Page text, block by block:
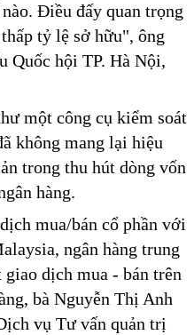
Điều đấy quan trọng
tỷ lệ sở hữu", ông
Quốc hội TP. Hà Nội,
một công cụ kiểm soát
không mang lại hiệu
trong thu hút dòng vốn
hàng.
mua/bán cổ phần với
ngân hàng trung
dịch mua - bán trên
bà Nguyễn Thị Anh
vụ Tư vấn quản trị